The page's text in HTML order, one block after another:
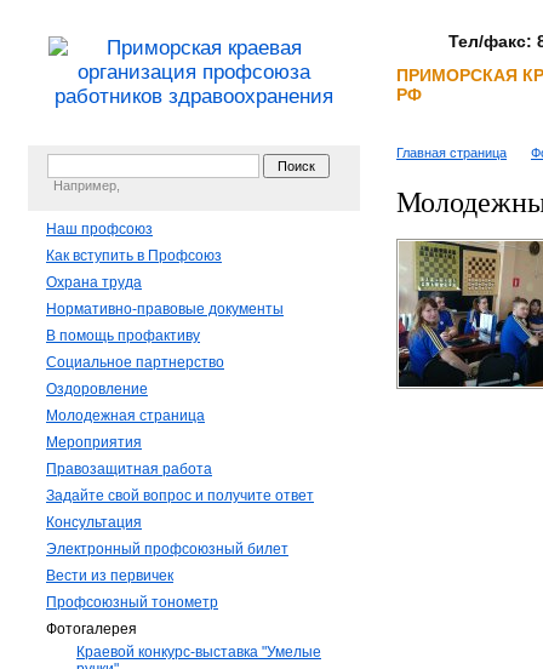
Тел/факс:
ПРИМОРСКАЯ
РФ
Например,
Наш профсоюз
Как вступить в Профсоюз
Охрана труда
Нормативно-правовые документы
В помощь профактиву
Социальное партнерство
Оздоровление
Молодежная страница
Мероприятия
Правозащитная работа
Задайте свой вопрос и получите ответ
Консультация
Электронный профсоюзный билет
Вести из первичек
Профсоюзный тонометр
Фотогалерея
Краевой конкурс-выставка "Умелые
Главная страница